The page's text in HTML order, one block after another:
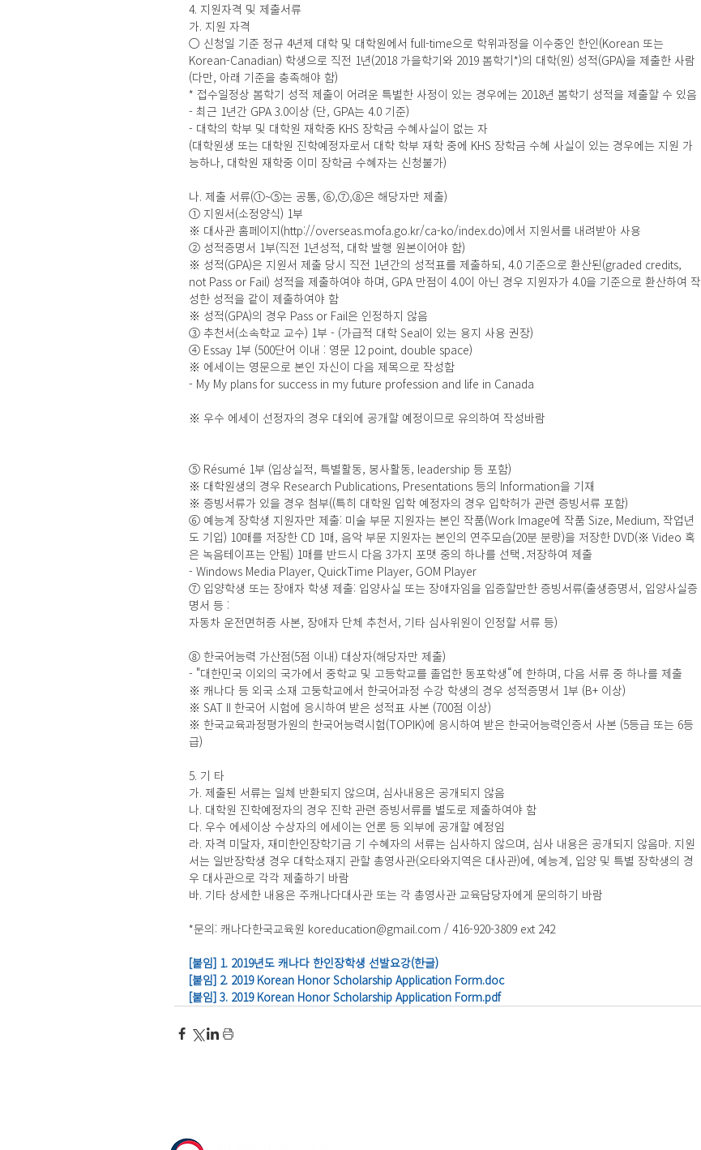
4. 지원자격 및 제출서류
가. 지원 자격
○ 신청일 기준 정규 4년제 대학 및 대학원에서 full-time으로 학위과정을 이수중인 한인(Korean 또는
Korean-Canadian) 학생으로 직전 1년(2018 가을학기와 2019 봄학기*)의 대학(원) 성적(GPA)을 제출한 사람
(다만, 아래 기준을 충족해야 함)
* 접수일정상 봄학기 성적 제출이 어려운 특별한 사정이 있는 경우에는 2018년 봄학기 성적을 제출할 수 있음
- 최근 1년간 GPA 3.0이상 (단, GPA는 4.0 기준)
- 대학의 학부 및 대학원 재학중 KHS 장학금 수혜사실이 없는 자
(대학원생 또는 대학원 진학예정자로서 대학 학부 재학 중에 KHS 장학금 수혜 사실이 있는 경우에는 지원 가
능하나, 대학원 재학중 이미 장학금 수혜자는 신청불가)
나. 제출 서류(①~⑤는 공통, ⑥,⑦,⑧은 해당자만 제출)
① 지원서(소정양식) 1부
※ 대사관 홈페이지(http://overseas.mofa.go.kr/ca-ko/index.do)에서 지원서를 내려받아 사용
② 성적증명서 1부(직전 1년성적, 대학 발행 원본이어야 함)
※ 성적(GPA)은 지원서 제출 당시 직전 1년간의 성적표를 제출하되, 4.0 기준으로 환산된(graded credits,
not Pass or Fail) 성적을 제출하여야 하며, GPA 만점이 4.0이 아닌 경우 지원자가 4.0을 기준으로 환산하여 작
성한 성적을 같이 제출하여야 함
※ 성적(GPA)의 경우 Pass or Fail은 인정하지 않음
③ 추천서(소속학교 교수) 1부 - (가급적 대학 Seal이 있는 용지 사용 권장)
④ Essay 1부 (500단어 이내 : 영문 12 point, double space)
※ 에세이는 영문으로 본인 자신이 다음 제목으로 작성함
- My My plans for success in my future profession and life in Canada
※ 우수 에세이 선정자의 경우 대외에 공개할 예정이므로 유의하여 작성바람
⑤ Résumé 1부 (입상실적, 특별활동, 봉사활동, leadership 등 포함)
※ 대학원생의 경우 Research Publications, Presentations 등의 Information을 기재
※ 증빙서류가 있을 경우 첨부((특히 대학원 입학 예정자의 경우 입학허가 관련 증빙서류 포함)
⑥ 예능계 장학생 지원자만 제출: 미술 부문 지원자는 본인 작품(Work Image에 작품 Size, Medium, 작업년
도 기입) 10매를 저장한 CD 1매, 음악 부문 지원자는 본인의 연주모습(20분 분량)을 저장한 DVD(※ Video 혹
은 녹음테이프는 안됨) 1매를 반드시 다음 3가지 포맷 중의 하나를 선택․저장하여 제출
- Windows Media Player, QuickTime Player, GOM Player
⑦ 입양학생 또는 장애자 학생 제출: 입양사실 또는 장애자임을 입증할만한 증빙서류(출생증명서, 입양사실증
명서 등 :
자동차 운전면허증 사본, 장애자 단체 추천서, 기타 심사위원이 인정할 서류 등)
⑧ 한국어능력 가산점(5점 이내) 대상자(해당자만 제출)
- "대한민국 이외의 국가에서 중학교 및 고등학교를 졸업한 동포학생“에 한하며, 다음 서류 중 하나를 제출
※ 캐나다 등 외국 소재 고둥학교에서 한국어과정 수강 학생의 경우 성적증명서 1부 (B+ 이상)
※ SAT II 한국어 시험에 응시하여 받은 성적표 사본 (700점 이상)
※ 한국교육과정평가원의 한국어능력시험(TOPIK)에 응시하여 받은 한국어능력인증서 사본 (5등급 또는 6등
급)
5. 기 타
가. 제출된 서류는 일체 반환되지 않으며, 심사내용은 공개되지 않음
나. 대학원 진학예정자의 경우 진학 관련 증빙서류를 별도로 제출하여야 함
다. 우수 에세이상 수상자의 에세이는 언론 등 외부에 공개할 예정임
라. 자격 미달자, 재미한인장학기금 기 수혜자의 서류는 심사하지 않으며, 심사 내용은 공개되지 않음마. 지원
서는 일반장학생 경우 대학소재지 관할 총영사관(오타와지역은 대사관)에, 예능계, 입양 및 특별 장학생의 경
우 대사관으로 각각 제출하기 바람
바. 기타 상세한 내용은 주캐나다대사관 또는 각 총영사관 교육담당자에게 문의하기 바람
*문의: 캐나다한국교육원 koreducation@gmail.com / 416-920-3809 ext 242
[붙임] 1. 2019년도 캐나다 한인장학생 선발요강(한글)
[붙임] 2. 2019 Korean Honor Scholarship Application Form.doc
[붙임] 3. 2019 Korean Honor Scholarship Application Form.pdf